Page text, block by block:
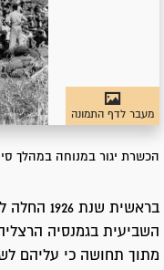
מעבר לדף התמונה
הכשרת יגור במנוחה במהלך
בראשית
השביעית בגמנסיה
מתוך תחושה כי עליהם